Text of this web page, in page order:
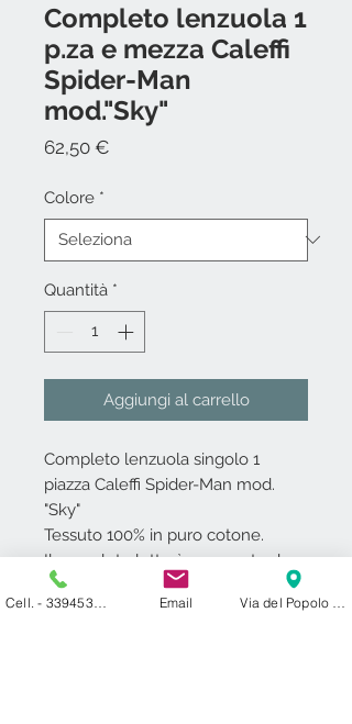
Completo lenzuola 1
p.za e mezza Caleffi
Spider-Man
mod."Sky"
62,50 €
Colore *
Quantità *
Aggiungi al carrello
Completo lenzuola singolo 1
piazza Caleffi Spider-Man mod.
"Sky"
Tessuto 100% in puro cotone.
Il completo letto è composto da
lenz.c/ang.-lenz.sopra-federa
piazzata double face.
Cell. - 3394531000 Email